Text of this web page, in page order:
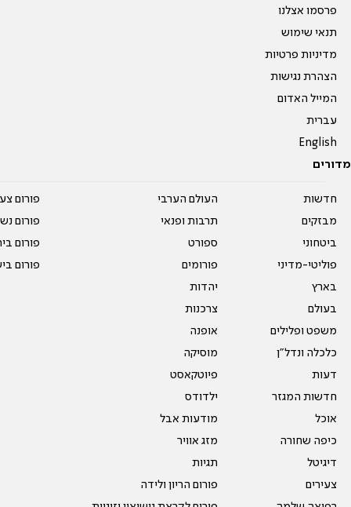
פרסמו אצלנו
תנאי שימוש
מדיניות פרטיות
הצהרת נגישות
המייל האדום
עברית
English
מדורים
חדשות
מבזקים
ביטחוני
פוליטי-מדיני
בארץ
בעולם
משפט ופלילים
כלכלה ונדל"ן
דעות
חדשות המגזר
אוכל
כיפה שחורה
דיגיטל
צעירים
העולם הערבי
תרבות ופנאי
ספורט
פורומים
יהדות
צרכנות
אופנה
מוסיקה
פיוטקאסט
ילדודס
מודעות אבל
מזג אוויר
תגיות
פורום הריון ולידה
פורום
פורום
פורום
פורום